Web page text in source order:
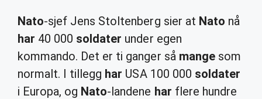
Nato-sjef Jens Stoltenberg sier at Nato nå
har 40 000 soldater under egen
kommando. Det er ti ganger så mangesom
normalt. I tillegg har USA 100 000 soldater
i Europa, og Nato-landene har flere hundre